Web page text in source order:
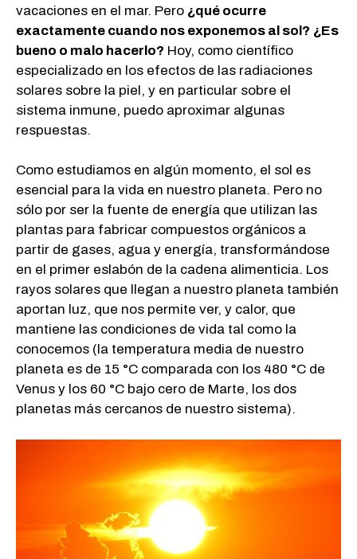
vacaciones en el mar. Pero ¿qué ocurre
exactamente cuando nos exponemos al sol? ¿Es
bueno o malo hacerlo? Hoy, como científico
especializado en los efectos de las radiaciones
solares sobre la piel, y en particular sobre el
sistema inmune, puedo aproximar algunas
respuestas.
Como estudiamos en algún momento, el sol es
esencial para la vida en nuestro planeta. Pero no
sólo por ser la fuente de energía que utilizan las
plantas para fabricar compuestos orgánicos a
partir de gases, agua y energía, transformándose
en el primer eslabón de la cadena alimenticia. Los
rayos solares que llegan a nuestro planeta también
aportan luz, que nos permite ver, y calor, que
mantiene las condiciones de vida tal como la
conocemos (la temperatura media de nuestro
planeta es de 15 °C comparada con los 480 °C de
Venus y los 60 °C bajo cero de Marte, los dos
planetas más cercanos de nuestro sistema).